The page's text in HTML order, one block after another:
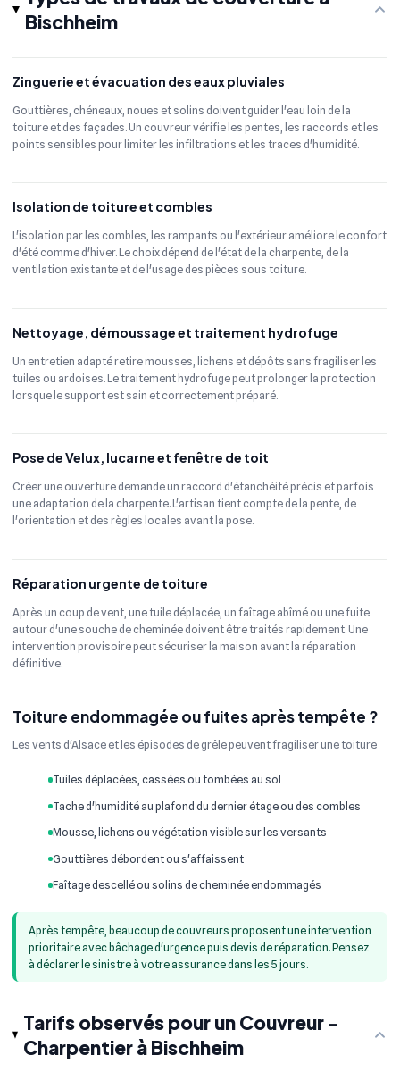
Bischheim
Zinguerie et évacuation des eaux pluviales
Gouttières, chéneaux, noues et solins doivent guider l'eau loin de la
toiture et des façades. Un couvreur vérifie les pentes, les raccords et les
points sensibles pour limiter les infiltrations et les traces d'humidité.
Isolation de toiture et combles
L'isolation par les combles, les rampants ou l'extérieur améliore le confort
d'été comme d'hiver. Le choix dépend de l'état de la charpente, de la
ventilation existante et de l'usage des pièces sous toiture.
Nettoyage, démoussage et traitement hydrofuge
Un entretien adapté retire mousses, lichens et dépôts sans fragiliser les
tuiles ou ardoises. Le traitement hydrofuge peut prolonger la protection
lorsque le support est sain et correctement préparé.
Pose de Velux, lucarne et fenêtre de toit
Créer une ouverture demande un raccord d'étanchéité précis et parfois
une adaptation de la charpente. L'artisan tient compte de la pente, de
l'orientation et des règles locales avant la pose.
Réparation urgente de toiture
Après un coup de vent, une tuile déplacée, un faîtage abîmé ou une fuite
autour d'une souche de cheminée doivent être traités rapidement. Une
intervention provisoire peut sécuriser la maison avant la réparation
définitive.
Toiture endommagée ou fuites après tempête ?
Les vents d'Alsace et les épisodes de grêle peuvent fragiliser une toiture
Tuiles déplacées, cassées ou tombées au sol
Tache d'humidité au plafond du dernier étage ou des combles
Mousse, lichens ou végétation visible sur les versants
Gouttières débordent ou s'affaissent
Faîtage descellé ou solins de cheminée endommagés
Après tempête, beaucoup de couvreurs proposent une intervention
prioritaire avec bâchage d'urgence puis devis de réparation. Pensez
à déclarer le sinistre à votre assurance dans les 5 jours.
Tarifs observés pour un Couvreur -
Charpentier à Bischheim